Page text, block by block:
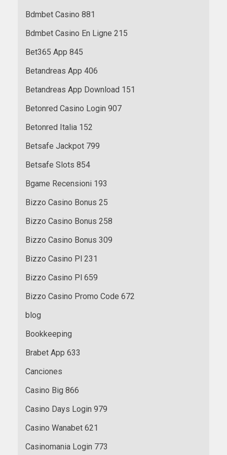
Bdmbet Casino 881
Bdmbet Casino En Ligne 215
Bet365 App 845
Betandreas App 406
Betandreas App Download 151
Betonred Casino Login 907
Betonred Italia 152
Betsafe Jackpot 799
Betsafe Slots 854
Bgame Recensioni 193
Bizzo Casino Bonus 25
Bizzo Casino Bonus 258
Bizzo Casino Bonus 309
Bizzo Casino Pl 231
Bizzo Casino Pl 659
Bizzo Casino Promo Code 672
blog
Bookkeeping
Brabet App 633
Canciones
Casino Big 866
Casino Days Login 979
Casino Wanabet 621
Casinomania Login 773